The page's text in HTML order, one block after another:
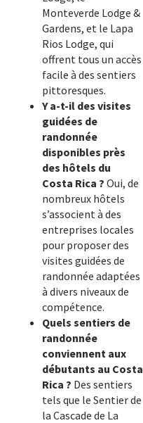
Monteverde Lodge &
Gardens, et le Lapa
Rios Lodge, qui
offrent tous un accès
facile à des sentiers
pittoresques.
Y a-t-il des visites
guidées de
randonnée
disponibles près
des hôtels du
Costa Rica ? Oui, de
nombreux hôtels
s’associent à des
entreprises locales
pour proposer des
visites guidées de
randonnée adaptées
à divers niveaux de
compétence.
Quels sentiers de
randonnée
conviennent aux
débutants au Costa
Rica ? Des sentiers
tels que le Sentier de
la Cascade de La